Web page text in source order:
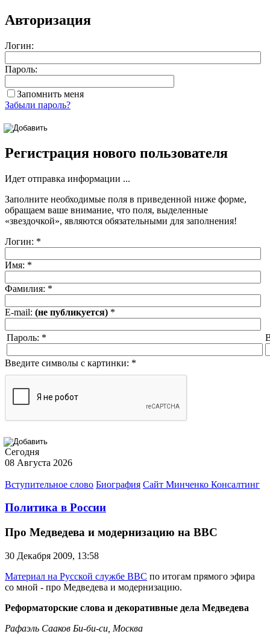
Авторизация
Логин:
Пароль:
Запомнить меня
Забыли пароль?
Регистрация нового пользователя
Идет отправка информации ...
Заполните необходимые поля в приведенной ниже форме,
обращаем ваше внимание, что поля, выделенные
«звездочкой», являются обязательными для заполнения!
Логин: *
Имя: *
Фамилия: *
E-mail: (не публикуется) *
Пароль: *
Введите символы с картинки: *
Сегодня
08 Августа 2026
Вступительное слово Биография Сайт Минченко Консалтинг
Политика в России
Про Медведева и модернизацию на ВВС
30 Декабря 2009, 13:58
Материал на Русской службе ВВС по итогам прямого эфира
со мной - про Медведева и модернизацию.
Реформаторские слова и декоративные дела Медведева
Рафаэль Сааков Би-би-си, Москва